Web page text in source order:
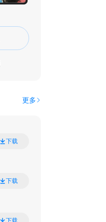
更多
下载
下载
下载